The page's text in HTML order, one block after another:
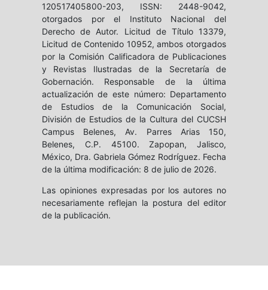
120517405800-203, ISSN: 2448-9042,
otorgados por el Instituto Nacional del
Derecho de Autor. Licitud de Título 13379,
Licitud de Contenido 10952, ambos otorgados
por la Comisión Calificadora de Publicaciones
y Revistas Ilustradas de la Secretaría de
Gobernación. Responsable de la última
actualización de este número: Departamento
de Estudios de la Comunicación Social,
División de Estudios de la Cultura del CUCSH
Campus Belenes, Av. Parres Arias 150,
Belenes, C.P. 45100. Zapopan, Jalisco,
México, Dra. Gabriela Gómez Rodríguez. Fecha
de la última modificación: 8 de julio de 2026.
Las opiniones expresadas por los autores no
necesariamente reflejan la postura del editor
de la publicación.